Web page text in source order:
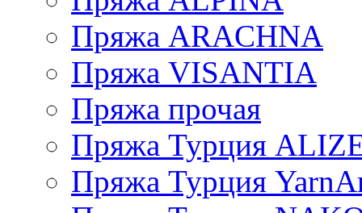
Пряжа ARACHNA
Пряжа VISANTIA
Пряжа прочая
Пряжа Турция
Пряжа Турция